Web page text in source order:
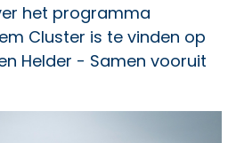
het programma
Cluster is te vinden op
Helder - Samen vooruit
link